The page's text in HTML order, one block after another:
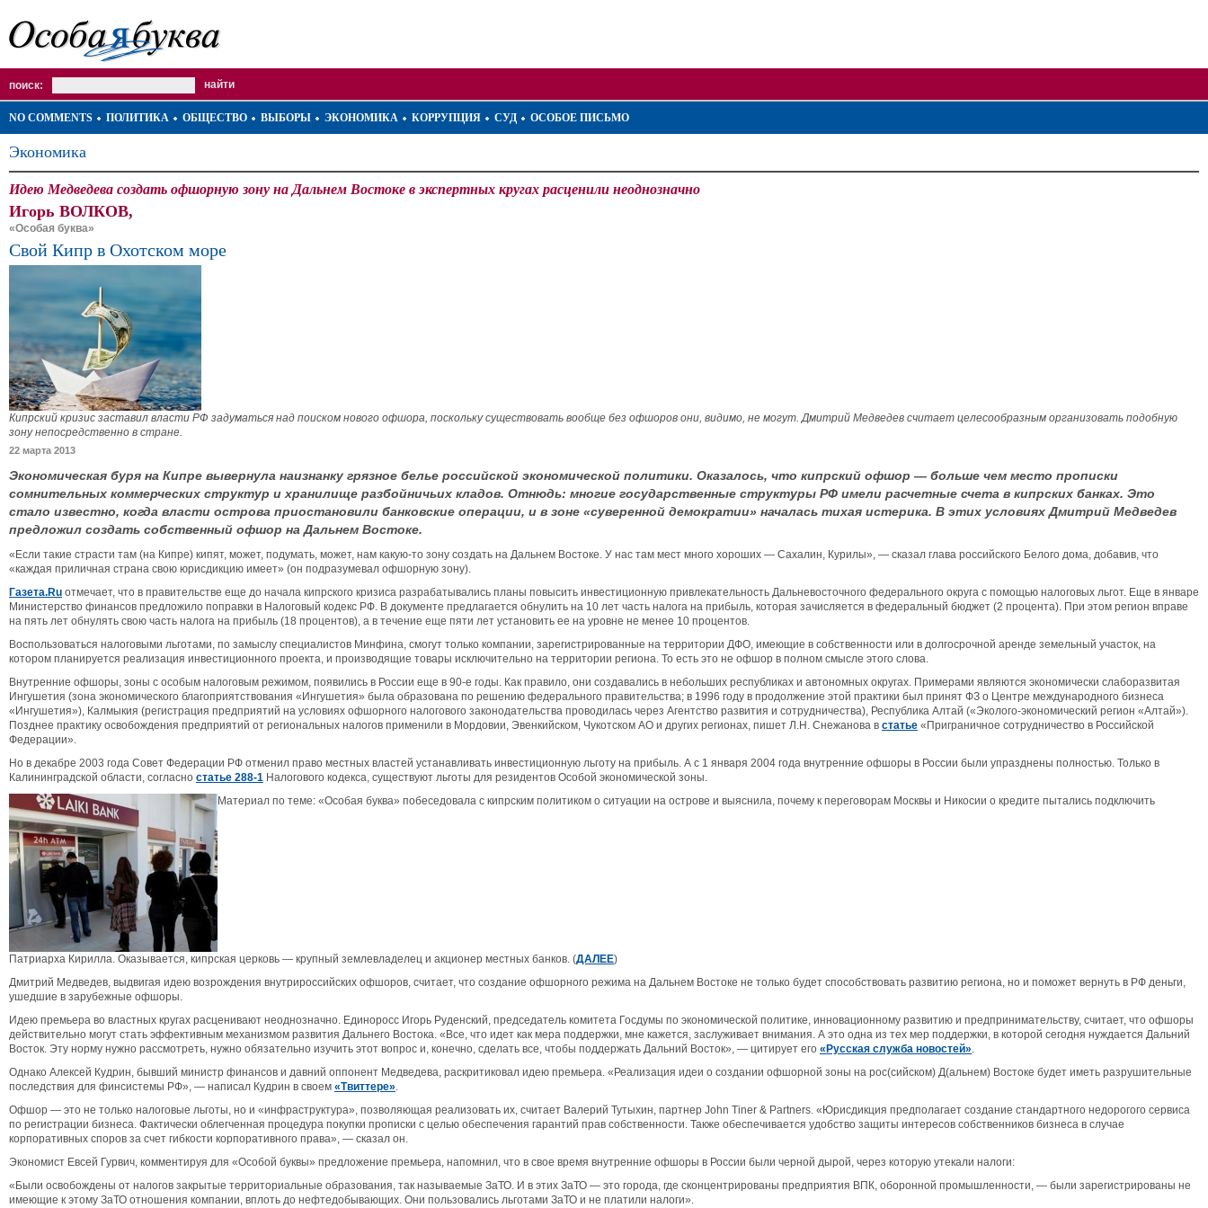
поиск:
NO COMMENTS ПОЛИТИКА ОБЩЕСТВО ВЫБОРЫ ЭКОНОМИКА КОРРУПЦИЯ СУД ОСОБОЕ ПИСЬМО
Экономика
Идею Медведева создать офшорную зону на Дальнем Востоке в экспертных кругах расценили неоднозначно
Игорь ВОЛКОВ,
«Особая буква»
Свой Кипр в Охотском море
Кипрский кризис заставил власти РФ задуматься над поиском нового офшора, поскольку существовать вообще без офшоров они, видимо, не могут. Дмитрий Медведев считает целесообразным организовать подобную
зону непосредственно в стране.
22 марта 2013
Экономическая буря на Кипре вывернула наизнанку грязное белье российской экономической политики. Оказалось, что кипрский офшор — больше чем место прописки
сомнительных коммерческих структур и хранилище разбойничьих кладов. Отнюдь: многие государственные структуры РФ имели расчетные счета в кипрских банках. Это
стало известно, когда власти острова приостановили банковские операции, и в зоне «суверенной демократии» началась тихая истерика. В этих условиях Дмитрий Медведев
предложил создать собственный офшор на Дальнем Востоке.
«Если такие страсти там (на Кипре) кипят, может, подумать, может, нам какую-то зону создать на Дальнем Востоке. У нас там мест много хороших — Сахалин, Курилы», — сказал глава российского Белого дома, добавив, что
«каждая приличная страна свою юрисдикцию имеет» (он подразумевал офшорную зону).
Газета.Ru отмечает, что в правительстве еще до начала кипрского кризиса разрабатывались планы повысить инвестиционную привлекательность Дальневосточного федерального округа с помощью налоговых льгот. Еще в январе
Министерство финансов предложило поправки в Налоговый кодекс РФ. В документе предлагается обнулить на 10 лет часть налога на прибыль, которая зачисляется в федеральный бюджет (2 процента). При этом регион вправе
на пять лет обнулять свою часть налога на прибыль (18 процентов), а в течение еще пяти лет установить ее на уровне не менее 10 процентов.
Воспользоваться налоговыми льготами, по замыслу специалистов Минфина, смогут только компании, зарегистрированные на территории ДФО, имеющие в собственности или в долгосрочной аренде земельный участок, на
котором планируется реализация инвестиционного проекта, и производящие товары исключительно на территории региона. То есть это не офшор в полном смысле этого слова.
Внутренние офшоры, зоны с особым налоговым режимом, появились в России еще в 90-е годы. Как правило, они создавались в небольших республиках и автономных округах. Примерами являются экономически слаборазвитая
Ингушетия (зона экономического благоприятствования «Ингушетия» была образована по решению федерального правительства; в 1996 году в продолжение этой практики был принят ФЗ о Центре международного бизнеса
«Ингушетия»), Калмыкия (регистрация предприятий на условиях офшорного налогового законодательства проводилась через Агентство развития и сотрудничества), Республика Алтай («Эколого-экономический регион «Алтай»).
Позднее практику освобождения предприятий от региональных налогов применили в Мордовии, Эвенкийском, Чукотском АО и других регионах, пишет Л.Н. Снежанова в статье «Приграничное сотрудничество в Российской
Федерации».
Но в декабре 2003 года Совет Федерации РФ отменил право местных властей устанавливать инвестиционную льготу на прибыль. А с 1 января 2004 года внутренние офшоры в России были упразднены полностью. Только в
Калининградской области, согласно статье 288-1 Налогового кодекса, существуют льготы для резидентов Особой экономической зоны.
Материал по теме: «Особая буква» побеседовала с кипрским политиком о ситуации на острове и выяснила, почему к переговорам Москвы и Никосии о кредите пытались подключить
Патриарха Кирилла. Оказывается, кипрская церковь — крупный землевладелец и акционер местных банков. (ДАЛЕЕ)
Дмитрий Медведев, выдвигая идею возрождения внутрироссийских офшоров, считает, что создание офшорного режима на Дальнем Востоке не только будет способствовать развитию региона, но и поможет вернуть в РФ деньги,
ушедшие в зарубежные офшоры.
Идею премьера во властных кругах расценивают неоднозначно. Единоросс Игорь Руденский, председатель комитета Госдумы по экономической политике, инновационному развитию и предпринимательству, считает, что офшоры
действительно могут стать эффективным механизмом развития Дальнего Востока. «Все, что идет как мера поддержки, мне кажется, заслуживает внимания. А это одна из тех мер поддержки, в которой сегодня нуждается Дальний
Восток. Эту норму нужно рассмотреть, нужно обязательно изучить этот вопрос и, конечно, сделать все, чтобы поддержать Дальний Восток», — цитирует его «Русская служба новостей».
Однако Алексей Кудрин, бывший министр финансов и давний оппонент Медведева, раскритиковал идею премьера. «Реализация идеи о создании офшорной зоны на рос(сийском) Д(альнем) Востоке будет иметь разрушительные
последствия для финсистемы РФ», — написал Кудрин в своем «Твиттере».
Офшор — это не только налоговые льготы, но и «инфраструктура», позволяющая реализовать их, считает Валерий Тутыхин, партнер John Tiner & Partners. «Юрисдикция предполагает создание стандартного недорогого сервиса
по регистрации бизнеса. Фактически облегченная процедура покупки прописки с целью обеспечения гарантий прав собственности. Также обеспечивается удобство защиты интересов собственников бизнеса в случае
корпоративных споров за счет гибкости корпоративного права», — сказал он.
Экономист Евсей Гурвич, комментируя для «Особой буквы» предложение премьера, напомнил, что в свое время внутренние офшоры в России были черной дырой, через которую утекали налоги:
«Были освобождены от налогов закрытые территориальные образования, так называемые ЗаТО. И в этих ЗаТО — это города, где сконцентрированы предприятия ВПК, оборонной промышленности, — были зарегистрированы не
имеющие к этому ЗаТО отношения компании, вплоть до нефтедобывающих. Они пользовались льготами ЗаТО и не платили налоги».